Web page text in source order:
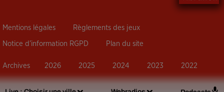
Mentions légales Règlements des jeux
Notice d’information RGPD Plan du site
Archives 2026 2025 2024 2023 2022